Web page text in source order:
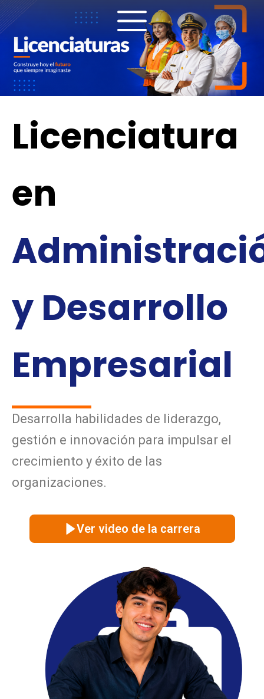
Ir
al
contenido
Licenciatura
en
y Desarrollo
Empresarial
Desarrolla habilidades de liderazgo,
gestión e innovación para impulsar el
crecimiento y éxito de las
organizaciones.
Ver video de la carrera